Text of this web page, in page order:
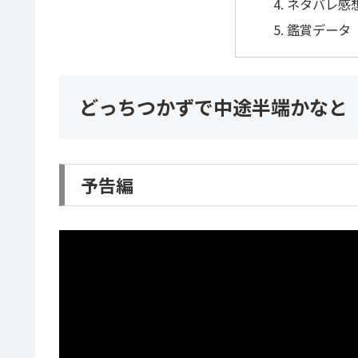
鑑賞データ
どっちつかずで中途半端かな
予告編